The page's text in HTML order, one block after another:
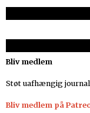
Bliv medlem
Støt uafhængig
Bliv medlem på